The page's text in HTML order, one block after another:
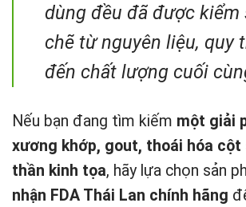
dùng đều đã được kiểm
chẽ từ nguyên liệu, quy
đến chất lượng cuối
Nếu bạn đang tìm kiếm một giải
xương khớp, gout, thoái hóa cột
thần kinh tọa, hãy lựa chọn sản
nhận FDA Thái Lan chính hãng